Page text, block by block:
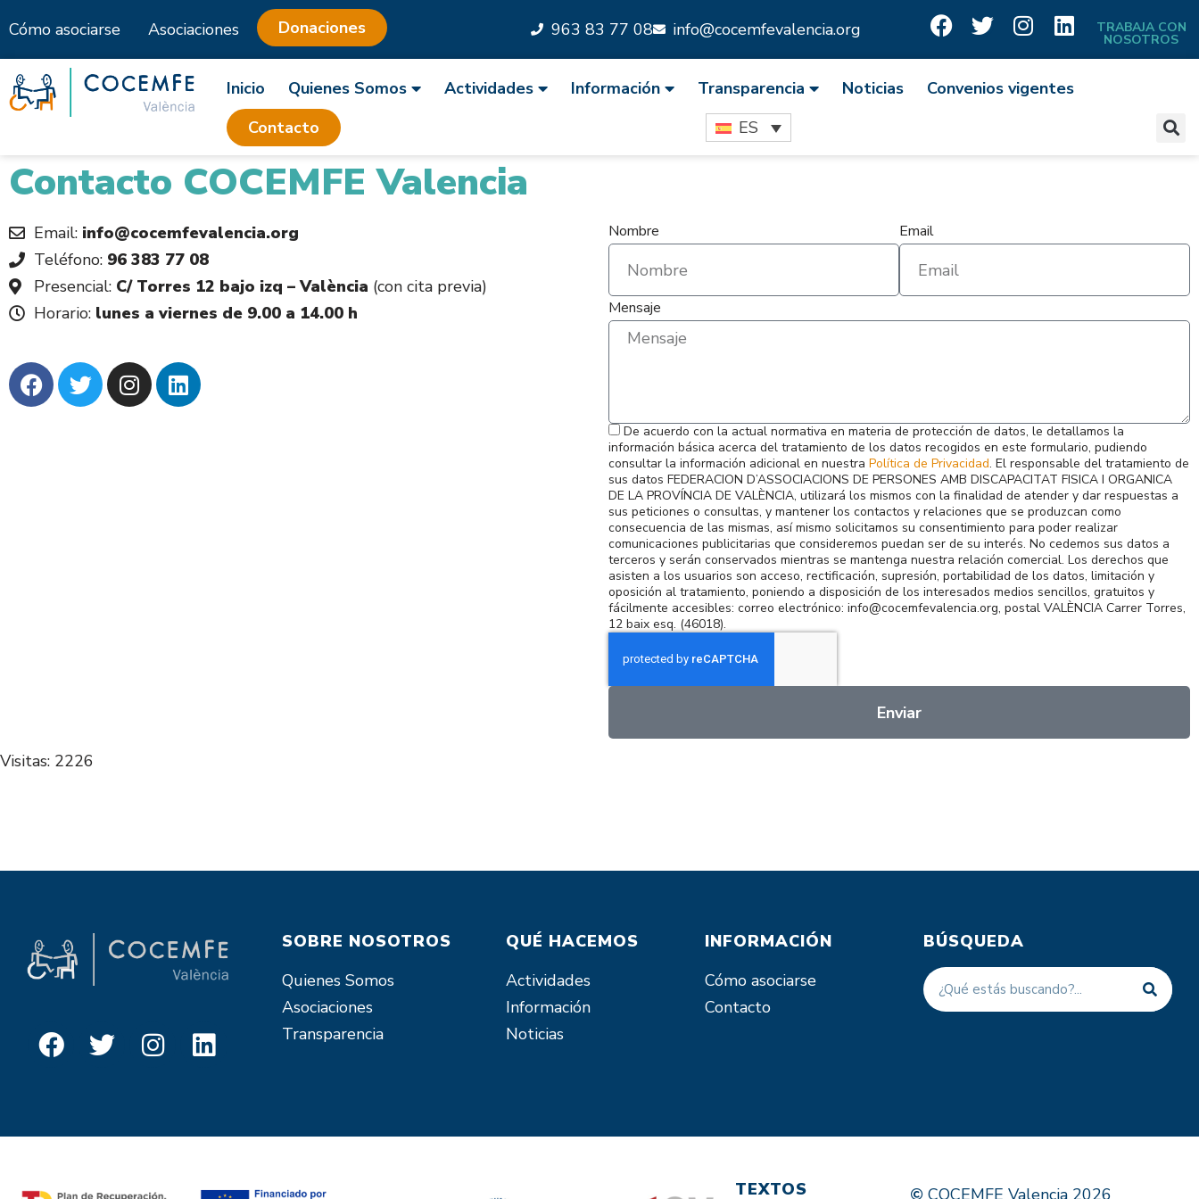
al
contenido
Cómo asociarse Asociaciones Donaciones 963 83 77 08 info@cocemfevalencia.org TRABAJA CON
NOSOTROS
Inicio Quienes Somos Actividades Información Transparencia Noticias
Convenios vigentes
Contacto
ES
Contacto COCEMFE Valencia
Email: info@cocemfevalencia.org
Teléfono: 96 383 77 08
Presencial: C/ Torres 12 bajo izq – València (con cita previa)
Horario: lunes a viernes de 9.00 a 14.00 h
Nombre Email
Mensaje
De acuerdo con la actual normativa en materia de protección de datos, le detallamos la
información básica acerca del tratamiento de los datos recogidos en este formulario, pudiendo
consultar la información adicional en nuestra Política de Privacidad. El responsable del tratamiento de
sus datos FEDERACION D’ASSOCIACIONS DE PERSONES AMB DISCAPACITAT FISICA I ORGANICA
DE LA PROVÍNCIA DE VALÈNCIA, utilizará los mismos con la finalidad de atender y dar respuestas a
sus peticiones o consultas, y mantener los contactos y relaciones que se produzcan como
consecuencia de las mismas, así mismo solicitamos su consentimiento para poder realizar
comunicaciones publicitarias que consideremos puedan ser de su interés. No cedemos sus datos a
terceros y serán conservados mientras se mantenga nuestra relación comercial. Los derechos que
asisten a los usuarios son acceso, rectificación, supresión, portabilidad de los datos, limitación y
oposición al tratamiento, poniendo a disposición de los interesados medios sencillos, gratuitos y
fácilmente accesibles: correo electrónico: info@cocemfevalencia.org, postal VALÈNCIA Carrer Torres,
12 baix esq. (46018).
Enviar
Visitas: 2226
SOBRE NOSOTROS
Quienes Somos
Asociaciones
Transparencia
QUÉ HACEMOS
Actividades
Información
Noticias
INFORMACIÓN
Cómo asociarse
Contacto
BÚSQUEDA
TEXTOS COCEMFE Valencia 2026